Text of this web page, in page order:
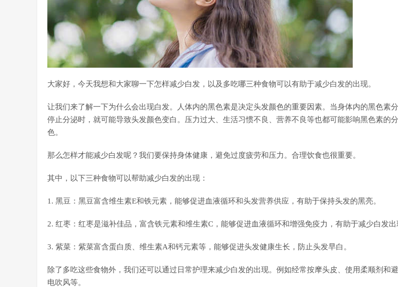
大家好，今天我想和大家聊一下怎样减少白发，以及多吃哪三种食物可以有助于减少白发的出现。
让我们来了解一下为什么会出现白发。人体内的黑色素是决定头发颜色的重要因素。当身体内的黑色素
停止分泌时，就可能导致头发颜色变白。压力过大、生活习惯不良、营养不良等也都可能影响黑色素的
色。
那么怎样才能减少白发呢？我们要保持身体健康，避免过度疲劳和压力。合理饮食也很重要。
其中，以下三种食物可以帮助减少白发的出现：
1. 黑豆：黑豆富含维生素E和铁元素，能够促进血液循环和头发营养供应，有助于保持头发的黑亮。
2. 红枣：红枣是滋补佳品，富含铁元素和维生素C，能够促进血液循环和增强免疫力，有助于减少白发出
3. 紫菜：紫菜富含蛋白质、维生素A和钙元素等，能够促进头发健康生长，防止头发早白。
除了多吃这些食物外，我们还可以通过日常护理来减少白发的出现。例如经常按摩头皮、使用柔顺剂和
电吹风等。